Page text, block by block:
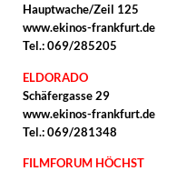
Hauptwache/Zeil 125
www.ekinos-frankfurt.de
Tel.: 069/285205
ELDORADO
Schäfergasse 29
www.ekinos-frankfurt.de
Tel.: 069/281348
FILMFORUM HÖCHST